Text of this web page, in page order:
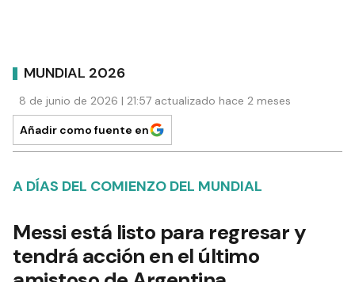
MUNDIAL 2026
8 de junio de 2026 | 21:57 actualizado hace 2 meses
Añadir como fuente en
A DÍAS DEL COMIENZO DEL MUNDIAL
Messi está listo para regresar y
tendrá acción en el último